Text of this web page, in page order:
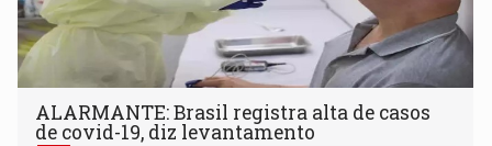
ALARMANTE: Brasil registra alta de casos
de covid-19, diz levantamento